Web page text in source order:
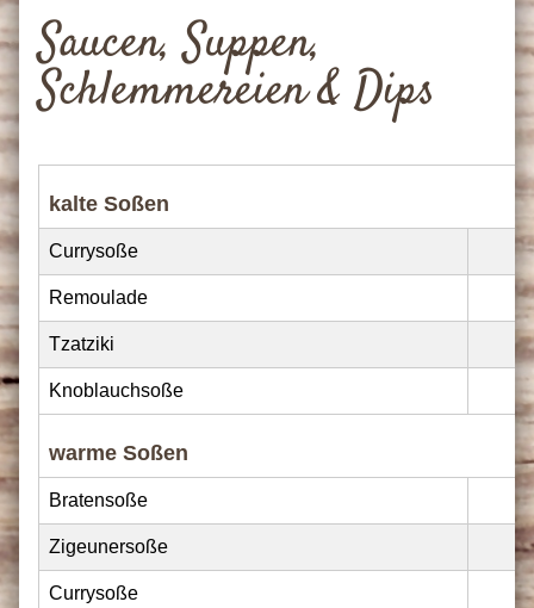
Saucen, Suppen,
Schlemmereien & Dips
kalte Soßen
Currysoße
Remoulade
Tzatziki
Knoblauchsoße
warme Soßen
Bratensoße
Zigeunersoße
Currysoße